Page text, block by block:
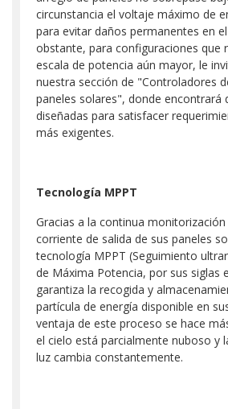
circunstancia el voltaje máximo de
para evitar daños permanentes en
obstante, para configuraciones que
escala de potencia aún mayor, le
nuestra sección de "Controladores
paneles solares", donde encontrará
diseñadas para satisfacer
más exigentes.
Tecnología MPPT
Gracias a la continua
corriente de salida de sus paneles
tecnología MPPT (Seguimiento
de Máxima Potencia, por sus siglas
garantiza la recogida y
partícula de energía disponible en
ventaja de este proceso se hace
el cielo está parcialmente nuboso y
luz cambia constantemente.